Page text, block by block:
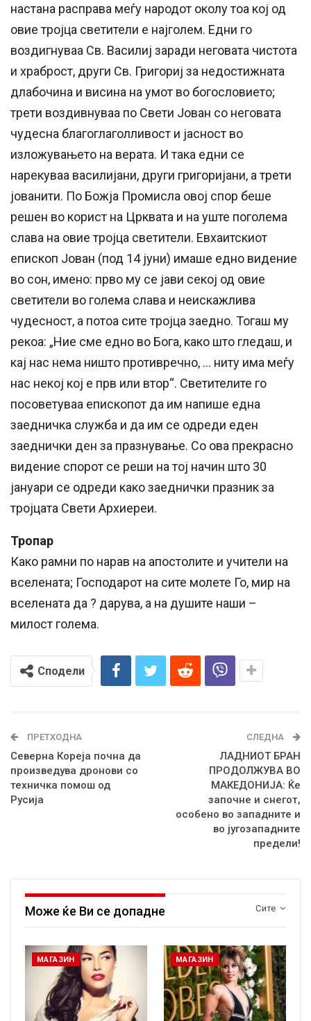
настана расправа меѓу народот околу тоа кој од
овие тројца светители е најголем. Едни го
воздигнуваа Св. Василиј заради неговата чистота
и храброст, други Св. Григориј за недостижната
длабочина и висина на умот во богословието;
трети воздивнуваа по Свети Јован со неговата
чудесна благоглаголливост и јасност во
изложувањето на верата. И така едни се
нарекуваа василијани, други григоријани, а трети
јованити. По Божја Промисла овој спор беше
решен во корист на Црквата и на уште поголема
слава на овие тројца светители. Евхаитскиот
епископ Јован (под 14 јуни) имаше едно видение
во сон, имено: прво му се јави секој од овие
светители во голема слава и неискажлива
чудесност, а потоа сите тројца заедно. Тогаш му
рекоа: „Ние сме едно во Бога, како што гледаш, и
кај нас нема ништо противречно, … ниту има меѓу
нас некој кој е прв или втор“. Светителите го
посоветуваа епископот да им напише една
заедничка служба и да им се одреди еден
заеднички ден за празнување. Со ова прекрасно
видение спорот се реши на тој начин што 30
јануари се одреди како заеднички празник за
тројцата Свети Архиереи.
Тропар
Како рамни по нарав на апостолите и учители на
вселената; Господарот на сите молете Го, мир на
вселената да ? дарува, а на душите наши –
милост голема.
Сподели
ПРЕТХОДНА
Северна Кореја почна да
произведува дронови со
техничка помош од
Русија
СЛЕДНА
ЛАДНИОТ БРАН
ПРОДОЛЖУВА ВО
МАКЕДОНИЈА: Ќе
започне и снегот,
особено во западните и
во југозападните
предели!
Сите
Може ќе Ви се допадне
МАГАЗИН МАГАЗИН